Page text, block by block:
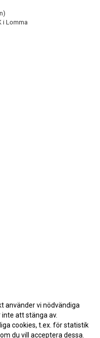
i Lomma
använder vi nödvändiga
att stänga av.
cookies, t.ex. för statistik
du vill acceptera dessa.